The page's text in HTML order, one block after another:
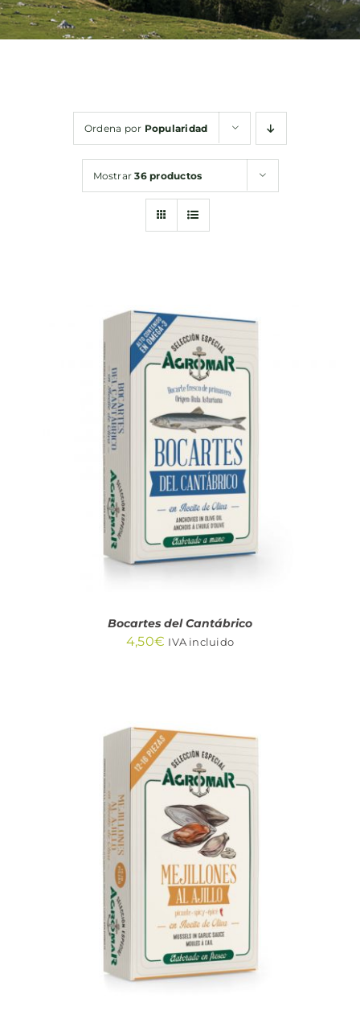
Bebidas
Ordena por Popularidad
Mostrar36 productos
AÑADIR AL CARRITO
/
DETALLES
Bocartes del Cantábrico
4,50€ IVA incluido
AÑADIR AL CARRITO
DETALLES